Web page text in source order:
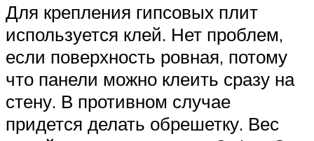
Для крепления гипсовых плит
используется клей. Нет проблем,
если поверхность ровная, потому
что панели можно клеить сразу на
стену. В противном случае
придется делать обрешетку. Вес